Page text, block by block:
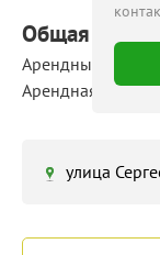
Общая
Арендные
Арендная
улица